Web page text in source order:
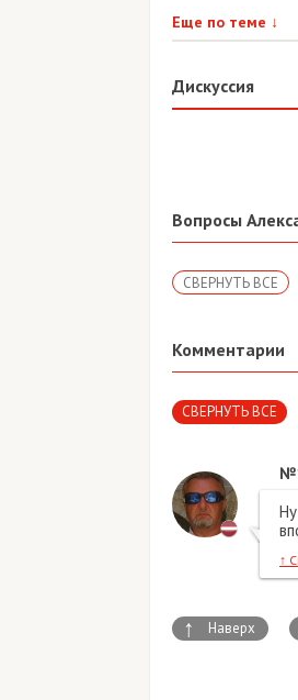
Еще по теме ↓
Дискуссия
Вопросы
СВЕРНУТЬ ВСЕ
Комментарии
СВЕРНУТЬ ВСЕ
↑
↑ Наверх